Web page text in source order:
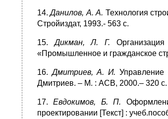
14.Данилов, А. А. Технология
Стройиздат, 1993.- 563 с.
15.Дикман, Л. Г.
«Промышленное и гражданское
16.Дмитриев, А. И. Управление
Дмитриев. – М. : АСВ, 2000.– 320 с.
17.Евдокимов, Б. П.
проектировании [Текст] :